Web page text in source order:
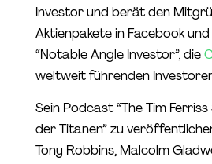
Investor und berät den
Aktienpakete in Facebook
“Notable Angle Investor”, die
weltweit führenden
Sein Podcast “The Tim
der Titanen” zu
Tony Robbins, Malcolm